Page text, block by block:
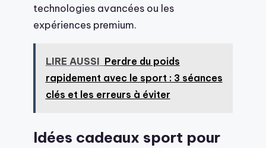
technologies avancées ou les
expériences premium.
LIRE AUSSI Perdre du poids
rapidement avec le sport : 3 séances
clés et les erreurs à éviter
Idées cadeaux sport pour